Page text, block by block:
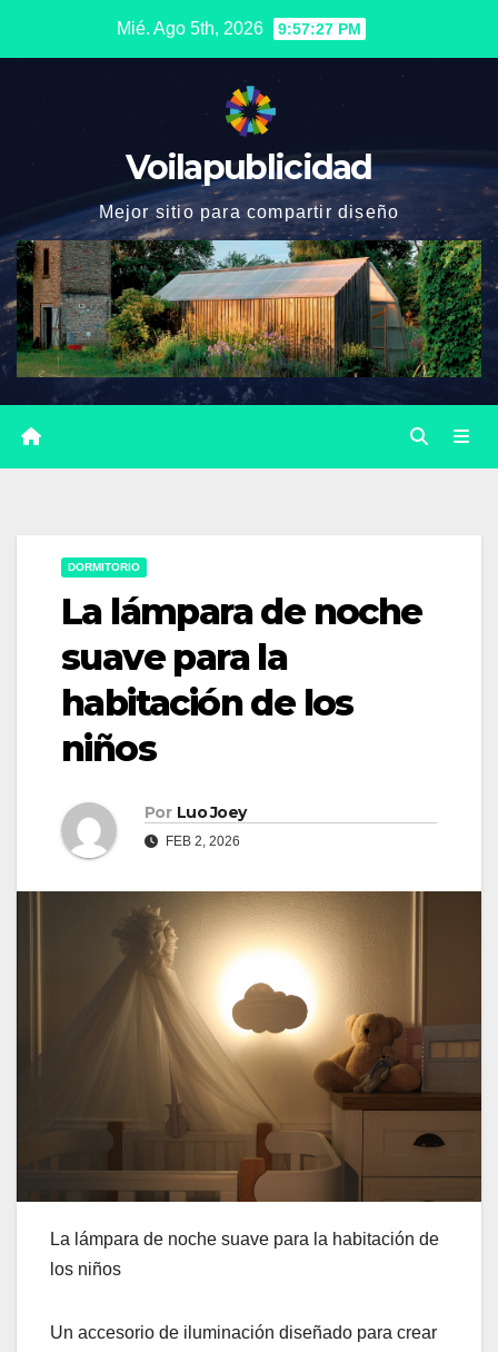
Mié. Ago 5th, 2026 9:57:28 PM
Voilapublicidad
Mejor sitio para compartir diseño
DORMITORIO
La lámpara de noche
suave para la
habitación de los
niños
Por Luo Joey
FEB 2, 2026
La lámpara de noche suave para la habitación de
los niños
Un accesorio de iluminación diseñado para crear